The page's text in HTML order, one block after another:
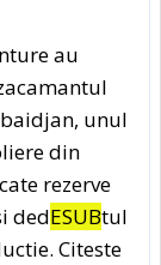
au
unul
din
rezerve
dedESUBtul
Citeste